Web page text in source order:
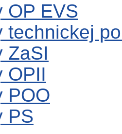
OP EVS
technickej
ZaSI
OPII
POO
PS